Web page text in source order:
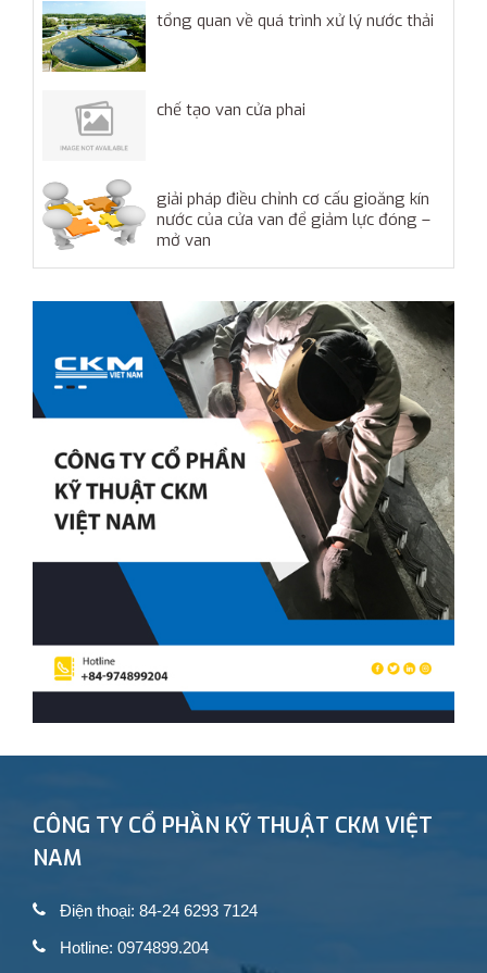
tổng quan về quá trình xử lý nước thải
chế tạo van cửa phai
giải pháp điều chỉnh cơ cấu gioăng kín
nước của cửa van để giảm lực đóng –
mở van
CÔNG TY CỔ PHẦN KỸ THUẬT CKM VIỆT
NAM
Điện thoại: 84-24 6293 7124
Hotline: 0974899.204